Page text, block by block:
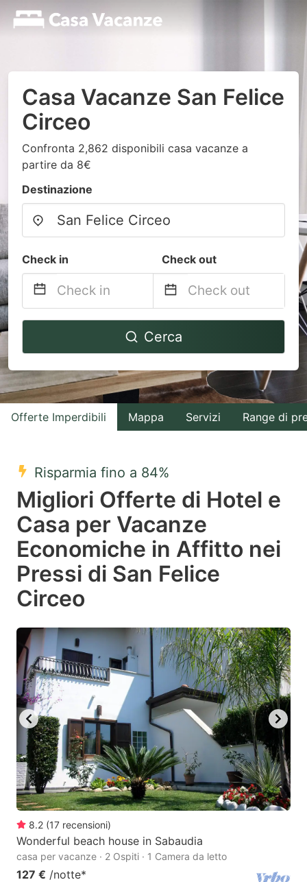
Casa Vacanze San Felice
Circeo
Confronta 2,862 disponibili casa vacanze a
partire da 8€
Destinazione
Check in Check out
Navigate
to
interact
with
the
select
date.
Press
question
mark
key
to
get
the
keyboard
shortcuts
for
changing
dates.
Navigate
to
interact
with
the
a
date.
Press
the
question
key
to
get
the
keyboard
shortcuts
for
changing
dates.
Cerca
Offerte Imperdibili Mappa Servizi Range di
Risparmia fino a 84%
Migliori Offerte di Hotel e
Casa per Vacanze
Economiche in Affitto nei
Pressi di San Felice
Circeo
8.2 (17 recensioni)
Wonderful beach house in Sabaudia
casa per vacanze · 2 Ospiti · 1 Camera da letto
127 € /notte*